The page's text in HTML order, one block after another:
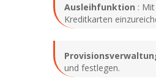
Ausleihfunktion :
Kreditkarten
und festlegen.